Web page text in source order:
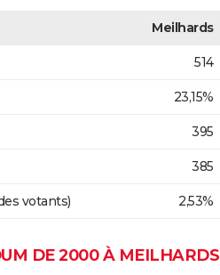
Meilhards
514
23,15%
395
385
votants) 2,53%
DE 2000 À MEILHARDS